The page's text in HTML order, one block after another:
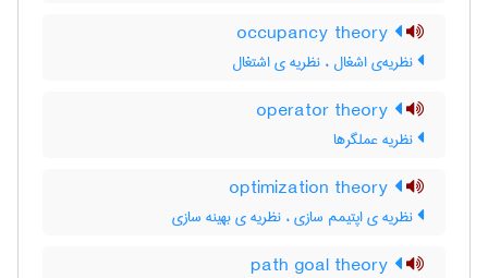
نظریه‌ی اشغال ، نظریه ی اشتغال
نظریه‌ عملگرها
نظریه ی اپتیمم سازی ، نظریه ی بهینه سازی